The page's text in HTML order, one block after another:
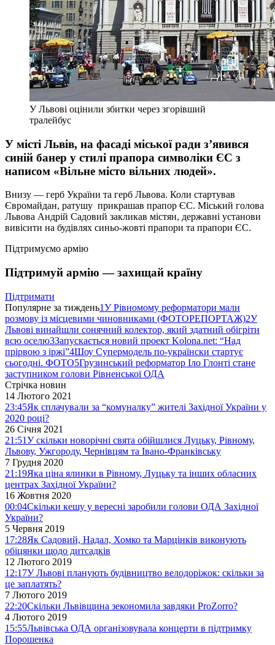
У Львові оцінили збитки через згорівший
тралейбус
У місті Львів, на фасаді міської ради з’явився
синій банер у стилі прапора символіки ЄС з
написом «Вільне місто вільних людей».
Внизу — герб України та герб Львова. Коли стартував
Євромайдан, ратушу прикрашав прапор ЄС. Міський голова
Львова Андрій Садовий закликав містян, державні установи
вивісити на будівлях синьо-жовті прапори та прапори ЄС.
Підтримуємо армію
Підтримуй армію — захищай країну
Підтримати
Популярне за тиждень1У Рівномому реформатори мали
розмову із місцевими чиновниками (ФОТОРЕПОРТАЖ)2У
Львові винайшли сонячний колектор, який здатний обігріти
всю оселю3Запускається новий проект Kolona.net: “Над
прірвою з іржі”4Шоу Супермодель по-українски стартує
сьогодні. ФОТО5Грузинський реформатор Іло Глонті стане
заступником голови Рівненської ОДА
Стрічка новин
14 Лютого 2021
23:45Як сплачували за “комуналку” жителі Західної України у
2020 році?
26 Січня 2021
21:51У скільки новорічні свята обійшлися Луцьку, Рівному,
Львову, Ужгороду, Чернівцям та Івано-Франківську
7 Грудня 2020
21:19Яка ціна ялинки в Рівному, Луцьку та інших обласних
центрах Західної України?
16 Жовтня 2020
00:04Скільки кешу у вересні заробили голови ОДА Західної
України?
5 Червня 2019
17:28Як Садовий, Надал, Хомко та Марцінків виконують
обіцянки щодо дитсадків
12 Лютого 2019
12:17У Львові планують будівництво велодоріжок: скільки за
це заплатять?
7 Лютого 2019
22:20Скільки Львівщина зекономила завдяки ProZorro?
4 Лютого 2019
15:55Львівська ОДА організовувала концерти в підтримку
Порошенка